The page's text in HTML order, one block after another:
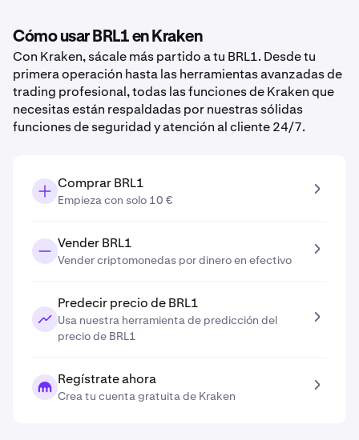
Cómo usar BRL1 en Kraken
Con Kraken, sácale más partido a tu BRL1. Desde tu
primera operación hasta las herramientas avanzadas de
trading profesional, todas las funciones de Kraken que
necesitas están respaldadas por nuestras sólidas
funciones de seguridad y atención al cliente 24/7.
Comprar BRL1
Empieza con solo 10 €
Vender BRL1
Vender criptomonedas por dinero en efectivo
Predecir precio de BRL1
Usa nuestra herramienta de predicción del
precio de BRL1
Regístrate ahora
Crea tu cuenta gratuita de Kraken